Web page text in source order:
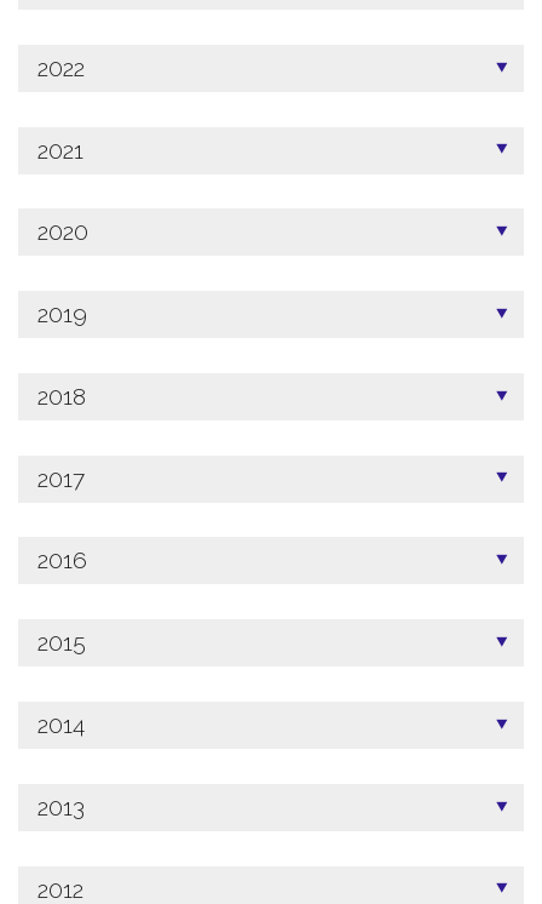
2022
2021
2020
2019
2018
2017
2016
2015
2014
2013
2012